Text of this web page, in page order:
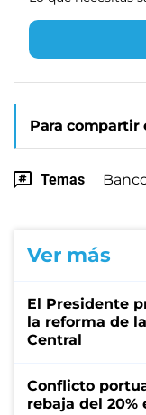
Para compartir
Temas
Ver más
El Presidente
la reforma de
Central
Conflicto
rebaja del 20%